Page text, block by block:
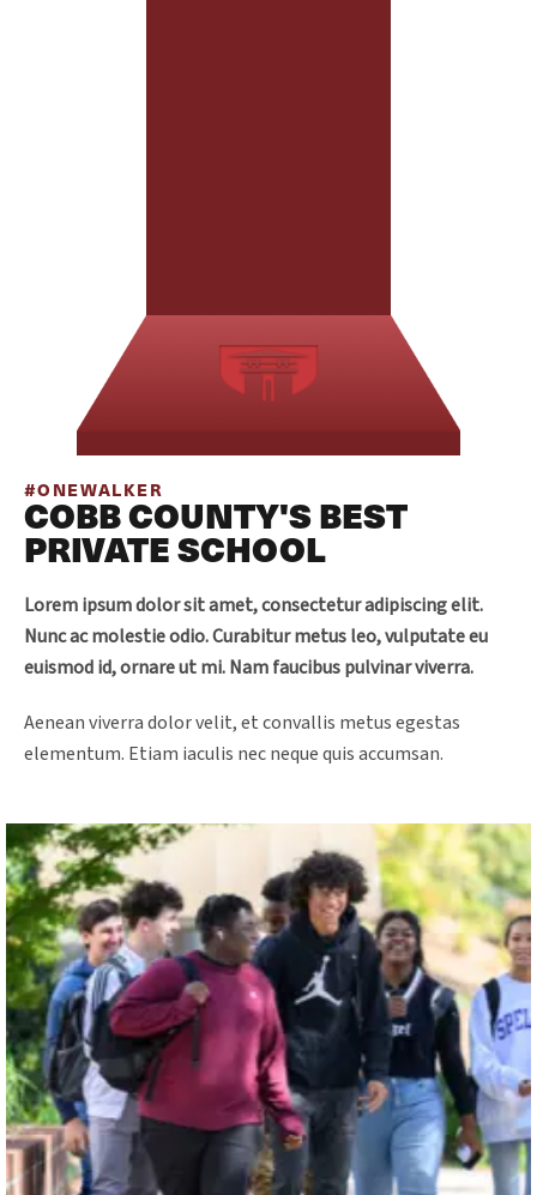
#ONEWALKER
COBB COUNTY'S BEST
PRIVATE SCHOOL
Lorem ipsum dolor sit amet, consectetur adipiscing elit.
Nunc ac molestie odio. Curabitur metus leo, vulputate eu
euismod id, ornare ut mi. Nam faucibus pulvinar viverra.
Aenean viverra dolor velit, et convallis metus egestas
elementum. Etiam iaculis nec neque quis accumsan.